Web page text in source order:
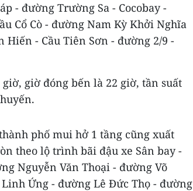
- đường Trường Sa - Cocobay -
Cổ Cò - đường Nam Kỳ Khởi Nghĩa
- Cầu Tiên Sơn - đường 2/9 -
giờ đóng bến là 22 giờ, tần suất
phố mui hở 1 tầng cũng xuất
theo lộ trình bãi đậu xe Sân bay -
Nguyễn Văn Thoại - đường Võ
Ứng - đường Lê Đức Thọ - đường